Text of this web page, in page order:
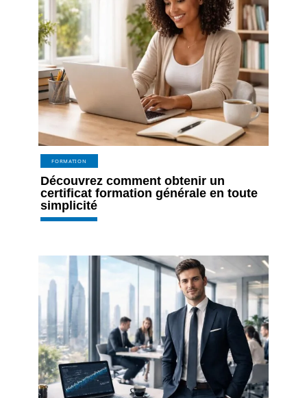
FORMATION
Découvrez comment obtenir un
certificat formation générale en toute
simplicité